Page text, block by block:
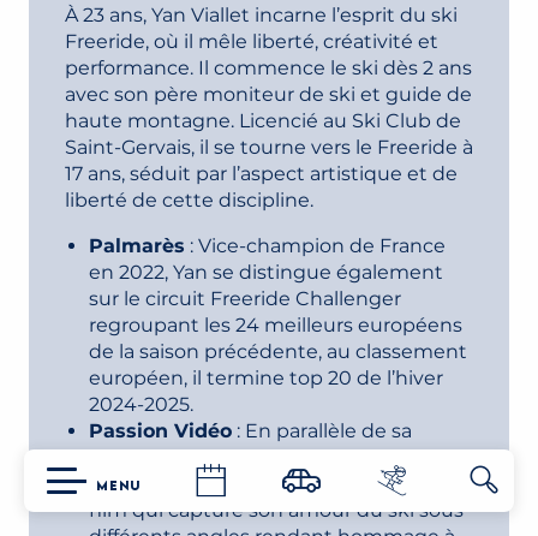
MENU
À 23 ans, Yan Viallet incarne l’esprit du ski
Freeride, où il mêle liberté, créativité et
performance. Il commence le ski dès 2 ans
avec son père moniteur de ski et guide de
haute montagne. Licencié au Ski Club de
Saint-Gervais, il se tourne vers le Freeride à
17 ans, séduit par l’aspect artistique et de
liberté de cette discipline.
Palmarès : Vice-champion de France
en 2022, Yan se distingue également
sur le circuit Freeride Challenger
regroupant les 24 meilleurs européens
de la saison précédente, au classement
européen, il termine top 20 de l’hiver
2024-2025.
Passion Vidéo : En parallèle de sa
carrière, Yan développe sa passion pour
la vidéo, avec son projet « VARIETY », un
film qui capture son amour du ski sous